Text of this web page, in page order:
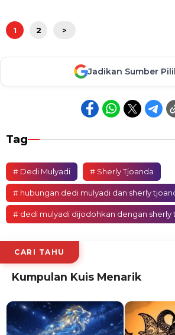
1 2 >
Jadikan Sumber
Tag
# Dedi Mulyadi # Sherly Tjoanda
# hubungan dedi mulyadi dan sherly
# dedi mulyadi dijodohkan dengan sherly
CARI TAHU
Kumpulan Kuis Menarik